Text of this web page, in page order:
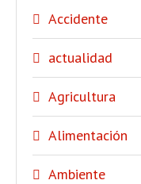
Accidente
actualidad
Agricultura
Alimentación
Ambiente